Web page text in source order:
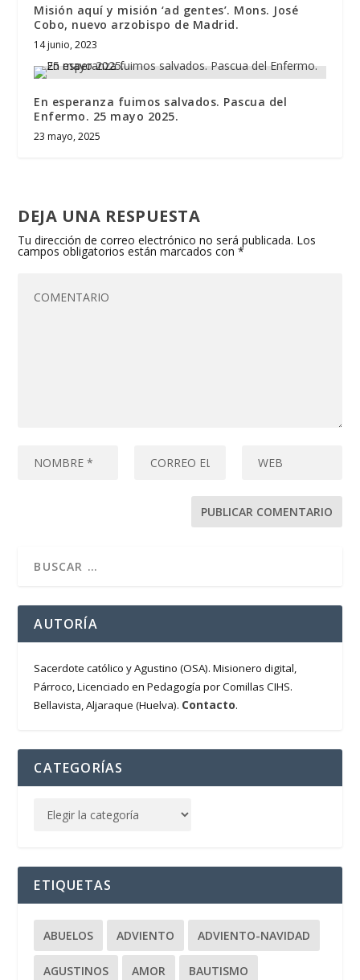
Misión aquí y misión ‘ad gentes’. Mons. José
Cobo, nuevo arzobispo de Madrid.
14 junio, 2023
En esperanza fuimos salvados. Pascua del
Enfermo. 25 mayo 2025.
23 mayo, 2025
DEJA UNA RESPUESTA
Tu dirección de correo electrónico no será publicada. Los
campos obligatorios están marcados con*
AUTORÍA
Sacerdote católico y Agustino (OSA). Misionero digital,
Párroco, Licenciado en Pedagogía por Comillas CIHS.
Bellavista, Aljaraque (Huelva). Contacto.
CATEGORÍAS
ETIQUETAS
ABUELOS ADVIENTO ADVIENTO-NAVIDAD
AGUSTINOS AMOR BAUTISMO